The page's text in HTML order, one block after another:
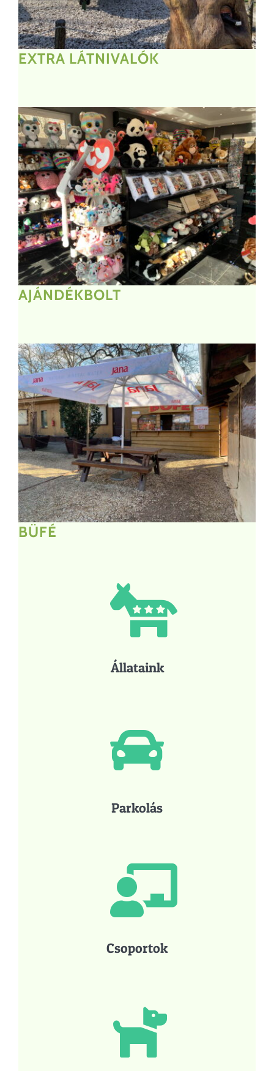
EXTRA LÁTNIVALÓK
AJÁNDÉKBOLT
BÜFÉ
Állataink
Parkolás
Csoportok